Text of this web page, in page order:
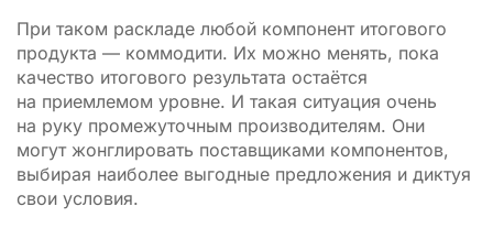
При таком раскладе любой компонент итогового
продукта — коммодити. Их можно менять, пока
качество итогового результата остаётся
на приемлемом уровне. И такая ситуация очень
на руку промежуточным производителям. Они
могут жонглировать поставщиками компонентов,
выбирая наиболее выгодные предложения и диктуя
свои условия.